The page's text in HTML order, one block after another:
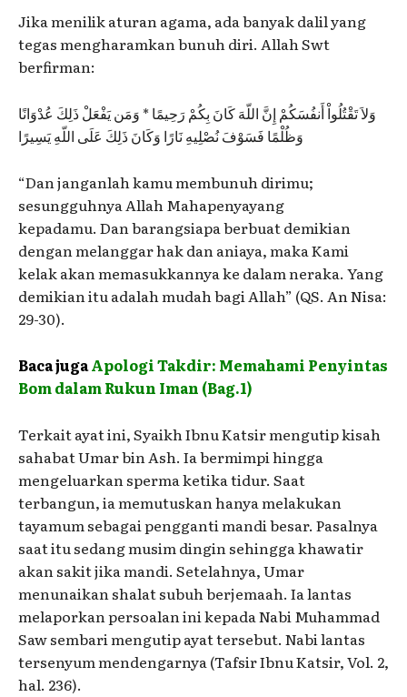
Jika menilik aturan agama, ada banyak dalil yang
tegas mengharamkan bunuh diri. Allah Swt
berfirman:
وَلاَ تَقْتُلُواْ أَنفُسَكُمْ إِنَّ اللّهَ كَانَ بِكُمْ رَحِيمًا * وَمَن يَفْعَلْ ذَلِكَ عُدْوَانًا
وَظُلْمًا فَسَوْفَ نُصْلِيهِ نَارًا وَكَانَ ذَلِكَ عَلَى اللّهِ يَسِيرًا
“Dan janganlah kamu membunuh dirimu;
sesungguhnya Allah Mahapenyayang
kepadamu. Dan barangsiapa berbuat demikian
dengan melanggar hak dan aniaya, maka Kami
kelak akan memasukkannya ke dalam neraka. Yang
demikian itu adalah mudah bagi Allah” (QS. An Nisa:
29-30).
Baca jugaApologi Takdir: Memahami Penyintas
Bom dalam Rukun Iman (Bag.1)
Terkait ayat ini, Syaikh Ibnu Katsir mengutip kisah
sahabat Umar bin Ash. Ia bermimpi hingga
mengeluarkan sperma ketika tidur. Saat
terbangun, ia memutuskan hanya melakukan
tayamum sebagai pengganti mandi besar. Pasalnya
saat itu sedang musim dingin sehingga khawatir
akan sakit jika mandi. Setelahnya, Umar
menunaikan shalat subuh berjemaah. Ia lantas
melaporkan persoalan ini kepada Nabi Muhammad
Saw sembari mengutip ayat tersebut. Nabi lantas
tersenyum mendengarnya (Tafsir Ibnu Katsir, Vol. 2,
hal. 236).